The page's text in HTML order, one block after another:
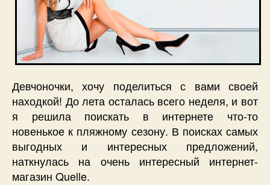
Девчоночки, хочу поделиться с вами своей
находкой! До лета осталась всего неделя, и вот
я решила поискать в интернете что-то
новенькое к пляжному сезону. В поисках самых
выгодных и интересных предложений,
наткнулась на очень интересный интернет-
магазин Quelle.